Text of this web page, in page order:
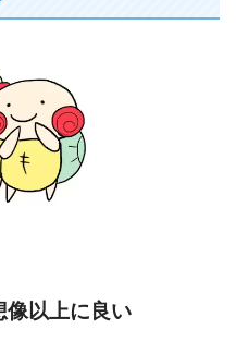
以上に良い